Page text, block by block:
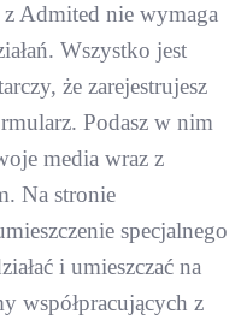
z Admited nie wymaga
Wszystko jest
że zarejestrujesz
Podasz w nim
media wraz z
Na stronie
specjalnego
i umieszczać na
współpracujących z